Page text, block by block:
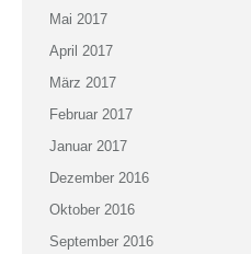
Mai 2017
April 2017
März 2017
Februar 2017
Januar 2017
Dezember 2016
Oktober 2016
September 2016